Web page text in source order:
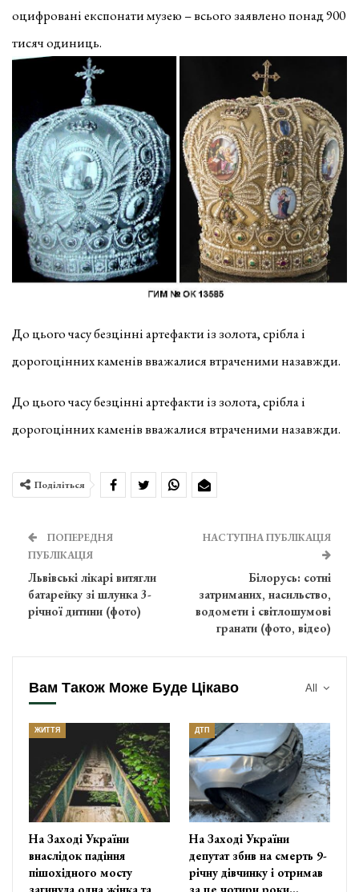
оцифровані експонати музею – всього заявлено понад 900
тисяч одиниць.
До цього часу безцінні артефакти із золота, срібла і
дорогоцінних каменів вважалися втраченими назавжди.
До цього часу безцінні артефакти із золота, срібла і
дорогоцінних каменів вважалися втраченими назавжди.
Поділіться
ПОПЕРЕДНЯ
ПУБЛІКАЦІЯ
Львівські лікарі витягли
батарейку зі шлунка 3-
річної дитини (фото)
НАСТУПНА ПУБЛІКАЦІЯ
Білорусь: сотні
затриманих, насильство,
водомети і світлошумові
гранати (фото, відео)
All
Вам Також Може Буде Цікаво
ЖИТТЯ
На Заході України
внаслідок падіння
пішохідного мосту
загинула одна жінка та
ДТП
На Заході України
депутат збив на смерть 9-
річну дівчинку і отримав
за це чотири роки…